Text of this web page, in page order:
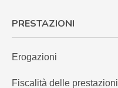
PRESTAZIONI
Erogazioni
Fiscalità delle prestazioni